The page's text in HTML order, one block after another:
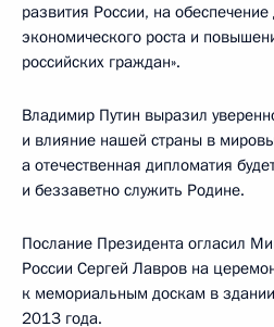
развития России, на
экономического роста и
российских граждан».
Владимир Путин выразил
и влияние нашей страны в
а отечественная дипломатия
и беззаветно служить Родине.
Послание Президента огласил
России Сергей Лавров на
к мемориальным доскам в
2013 года.